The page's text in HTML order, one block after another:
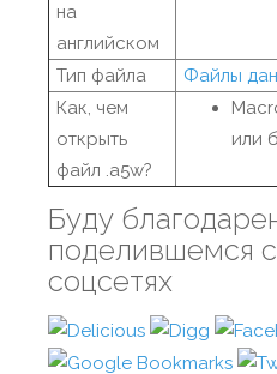
на
английском
Тип файла
Файлы
Как, чем
открыть
файл .a5w?
или
Буду
поделившемся
соцсетях